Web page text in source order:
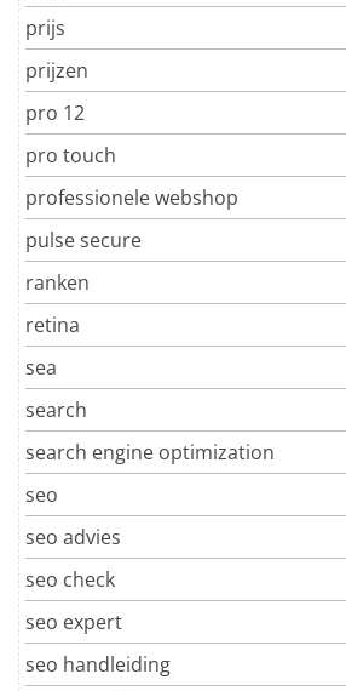
prijs
prijzen
pro 12
pro touch
professionele webshop
pulse secure
ranken
retina
sea
search
search engine optimization
seo
seo advies
seo check
seo expert
seo handleiding